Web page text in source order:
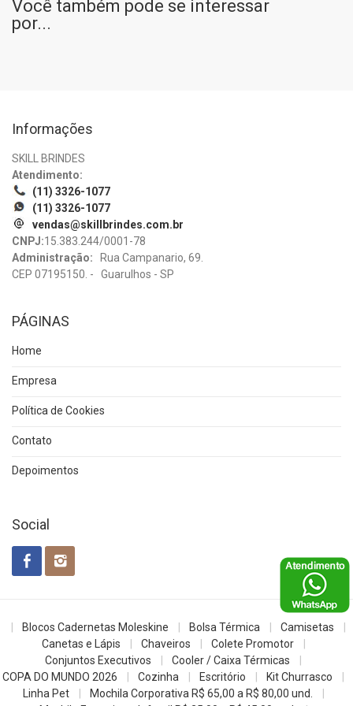
Você também pode se interessar
por...
Informações
SKILL BRINDES
Atendimento:
(11) 3326-1077
(11) 3326-1077
vendas@skillbrindes.com.br
CNPJ:15.383.244/0001-78
Administração: Rua Campanario, 69.
CEP 07195150. - Guarulhos - SP
PÁGINAS
Home
Empresa
Política de Cookies
Contato
Depoimentos
Social
Blocos Cadernetas Moleskine Bolsa Térmica
Camisetas
Canetas e Lápis
Chaveiros
Colete Promotor
Conjuntos Executivos
Cooler / Caixa Térmicas
COPA DO MUNDO 2026
Cozinha Escritório
Kit Churrasco
Linha Pet
Mochila Corporativa R$ 65,00 a R$ 80,00 und.